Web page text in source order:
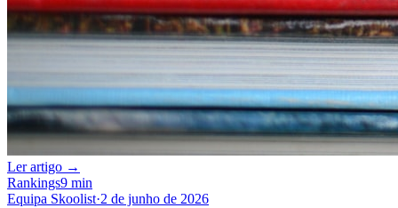
Ler artigo →
Rankings9 min
Equipa Skoolist·2 de junho de 2026